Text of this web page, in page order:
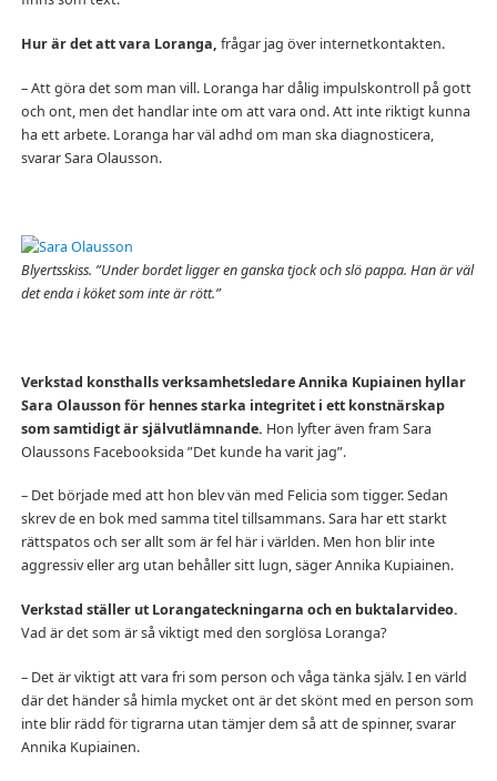
Hur är det att vara Loranga, frågar jag över internetkontakten.
– Att göra det som man vill. Loranga har dålig impulskontroll på gott
och ont, men det handlar inte om att vara ond. Att inte riktigt kunna
ha ett arbete. Loranga har väl adhd om man ska diagnosticera,
svarar Sara Olausson.
Blyertsskiss. ”Under bordet ligger en ganska tjock och slö pappa. Han är väl
det enda i köket som inte är rött.”
Verkstad konsthalls verksamhetsledare Annika Kupiainen hyllar
Sara Olausson för hennes starka integritet i ett konstnärskap
som samtidigt är självutlämnande. Hon lyfter även fram Sara
Olaussons Facebooksida ”Det kunde ha varit jag”.
– Det började med att hon blev vän med Felicia som tigger. Sedan
skrev de en bok med samma titel tillsammans. Sara har ett starkt
rättspatos och ser allt som är fel här i världen. Men hon blir inte
aggressiv eller arg utan behåller sitt lugn, säger Annika Kupiainen.
Verkstad ställer ut Lorangateckningarna och en buktalarvideo.
Vad är det som är så viktigt med den sorglösa Loranga?
– Det är viktigt att vara fri som person och våga tänka själv. I en värld
där det händer så himla mycket ont är det skönt med en person som
inte blir rädd för tigrarna utan tämjer dem så att de spinner, svarar
Annika Kupiainen.